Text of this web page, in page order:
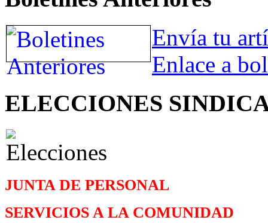
Envía tu
Enlace a
ELECCIONES
JUNTA DE PERSONAL
SERVICIOS A LA COMUNIDAD